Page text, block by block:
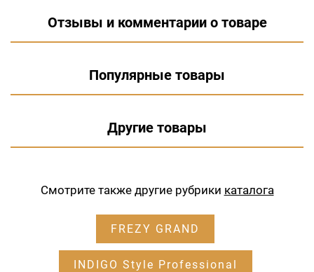
Отзывы и комментарии о товаре
Популярные товары
Другие товары
Смотрите также другие рубрики каталога
FREZY GRAND
INDIGO Style Professional